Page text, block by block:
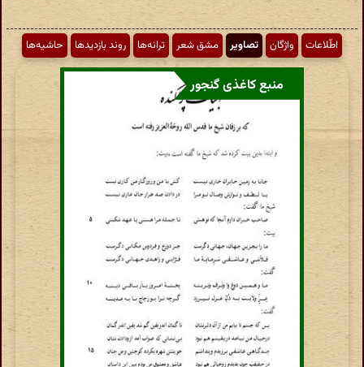
اطّلاعات واژگان تصاویر مشق شعر ترانه‌ها روند بازدیدها حاشیه‌ها
منبع کاغذی گنجور